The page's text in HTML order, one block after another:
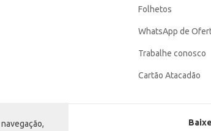
Folhetos
WhatsApp de
Trabalhe conosco
Cartão Atacadão